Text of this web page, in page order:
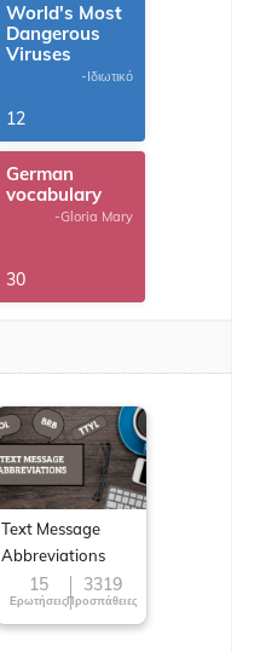
World's Most
Dangerous
Viruses
-Ιδιωτικό
12
German
vocabulary
-Gloria Mary
30
Text Message
Abbreviations
15
Ερωτήσεις
3319
Προσπάθειες